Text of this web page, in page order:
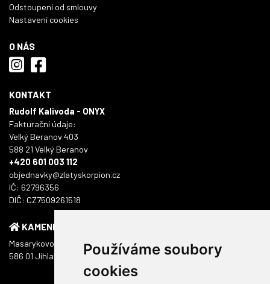
Používáme soubory
cookies
Odstoupení od smlouvy
Nastavení cookies
O NÁS
KONTAKT
Rudolf Kalivoda - ONYX
Fakturační údaje:
Velký Beranov 403
588 21 Velký Beranov
+420 601 003 112
objednavky@zlatyskorpion.cz
IČ: 62796356
DIČ: CZ7509261518
KAMENNÁ PRODEJNA
Masarykovo náměstí 1217/51
586 01 Jihlava